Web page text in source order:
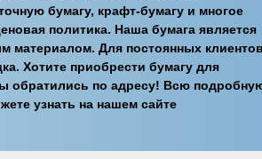
бумагу, крафт-бумагу и многое
политика. Наша бумага является
материалом. Для постоянных
Хотите приобрести бумагу для
обратились по адресу! Всю
узнать на нашем сайте